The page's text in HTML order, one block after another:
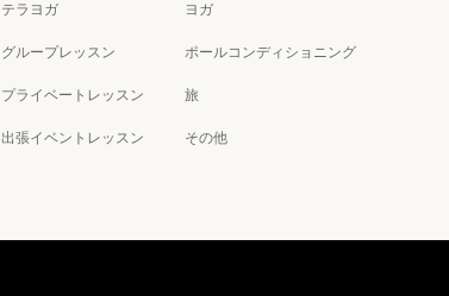
テラヨガ
グループレッスン
プライベートレッスン
出張イベントレッスン
ヨガ
ポールコンディショニング
旅
その他